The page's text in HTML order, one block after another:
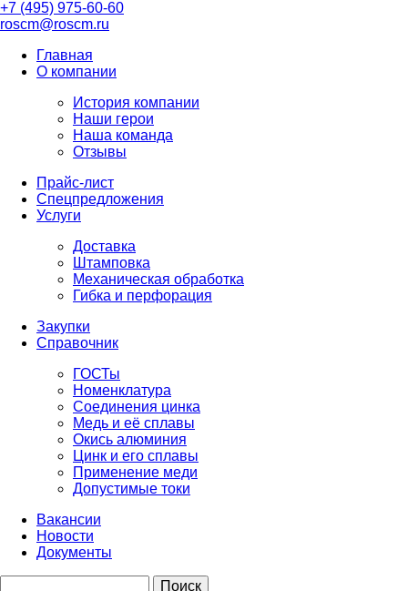
+7 (495) 975-60-60
roscm@roscm.ru
Главная
О компании
История компании
Наши герои
Наша команда
Отзывы
Прайс-лист
Спецпредложения
Услуги
Доставка
Штамповка
Механическая обработка
Гибка и перфорация
Закупки
Справочник
ГОСТы
Номенклатура
Соединения цинка
Медь и её сплавы
Окись алюминия
Цинк и его сплавы
Применение меди
Допустимые токи
Вакансии
Новости
Документы